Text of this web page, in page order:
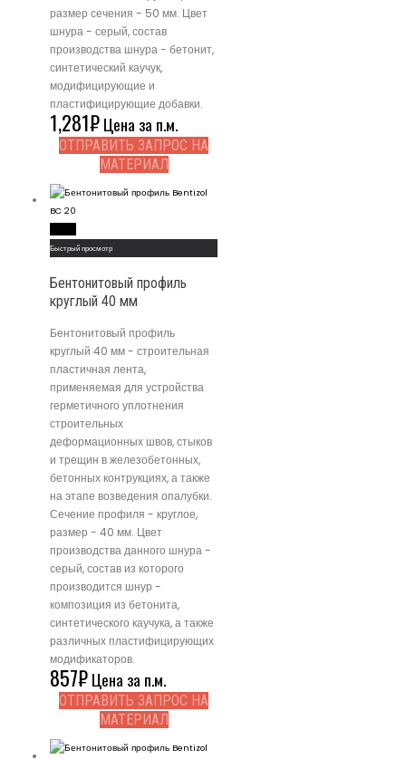
размер сечения - 50 мм. Цвет
шнура - серый, состав
производства шнура - бетонит,
синтетический каучук,
модифицирующие и
пластифицирующие добавки.
1,281₽Цена за п.м.
ОТПРАВИТЬ ЗАПРОС НА
МАТЕРИАЛ
Быстрый просмотр
Бентонитовый профиль
круглый 40 мм
Бентонитовый профиль
круглый 40 мм - строительная
пластичная лента,
применяемая для устройства
герметичного уплотнения
строительных
деформационных швов, стыков
и трещин в железобетонных,
бетонных контрукциях, а также
на этапе возведения опалубки.
Сечение профиля - круглое,
размер - 40 мм. Цвет
производства данного шнура -
серый, состав из которого
производится шнур -
композиция из бетонита,
синтетического каучука, а также
различных пластифицирующих
модификаторов.
857₽Цена за п.м.
ОТПРАВИТЬ ЗАПРОС НА
МАТЕРИАЛ